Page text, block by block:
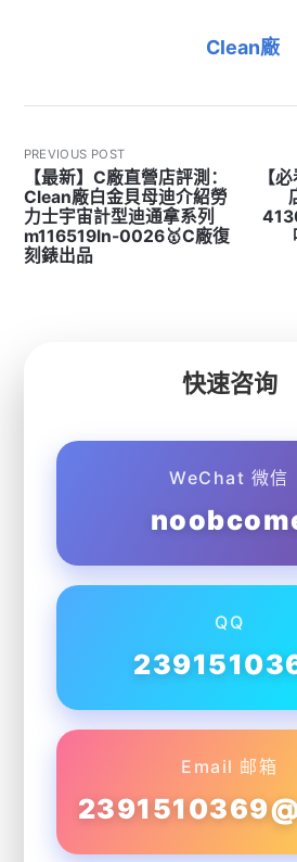
Clean廠
PREVIOUS POST
【最新】C廠直營店評測：
Clean廠白金貝母迪介紹勞
力士宇宙計型迪通拿系列
m116519ln-0026🥇C廠復
刻錶出品
【
快速咨询
WeChat 微信
QQ
Email 邮箱